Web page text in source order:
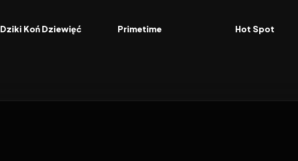
FILM
Dziki Koń Dziewięć FILM
Primetime FILM
Hot Spot